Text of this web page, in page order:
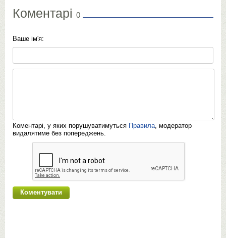
Коментарі 0
Ваше ім'я:
Коментарі, у яких порушуватимуться Правила, модератор
видалятиме без попереджень.